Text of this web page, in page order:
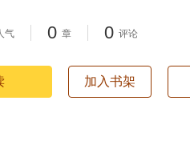
气 0 章 0 评论
加入书架